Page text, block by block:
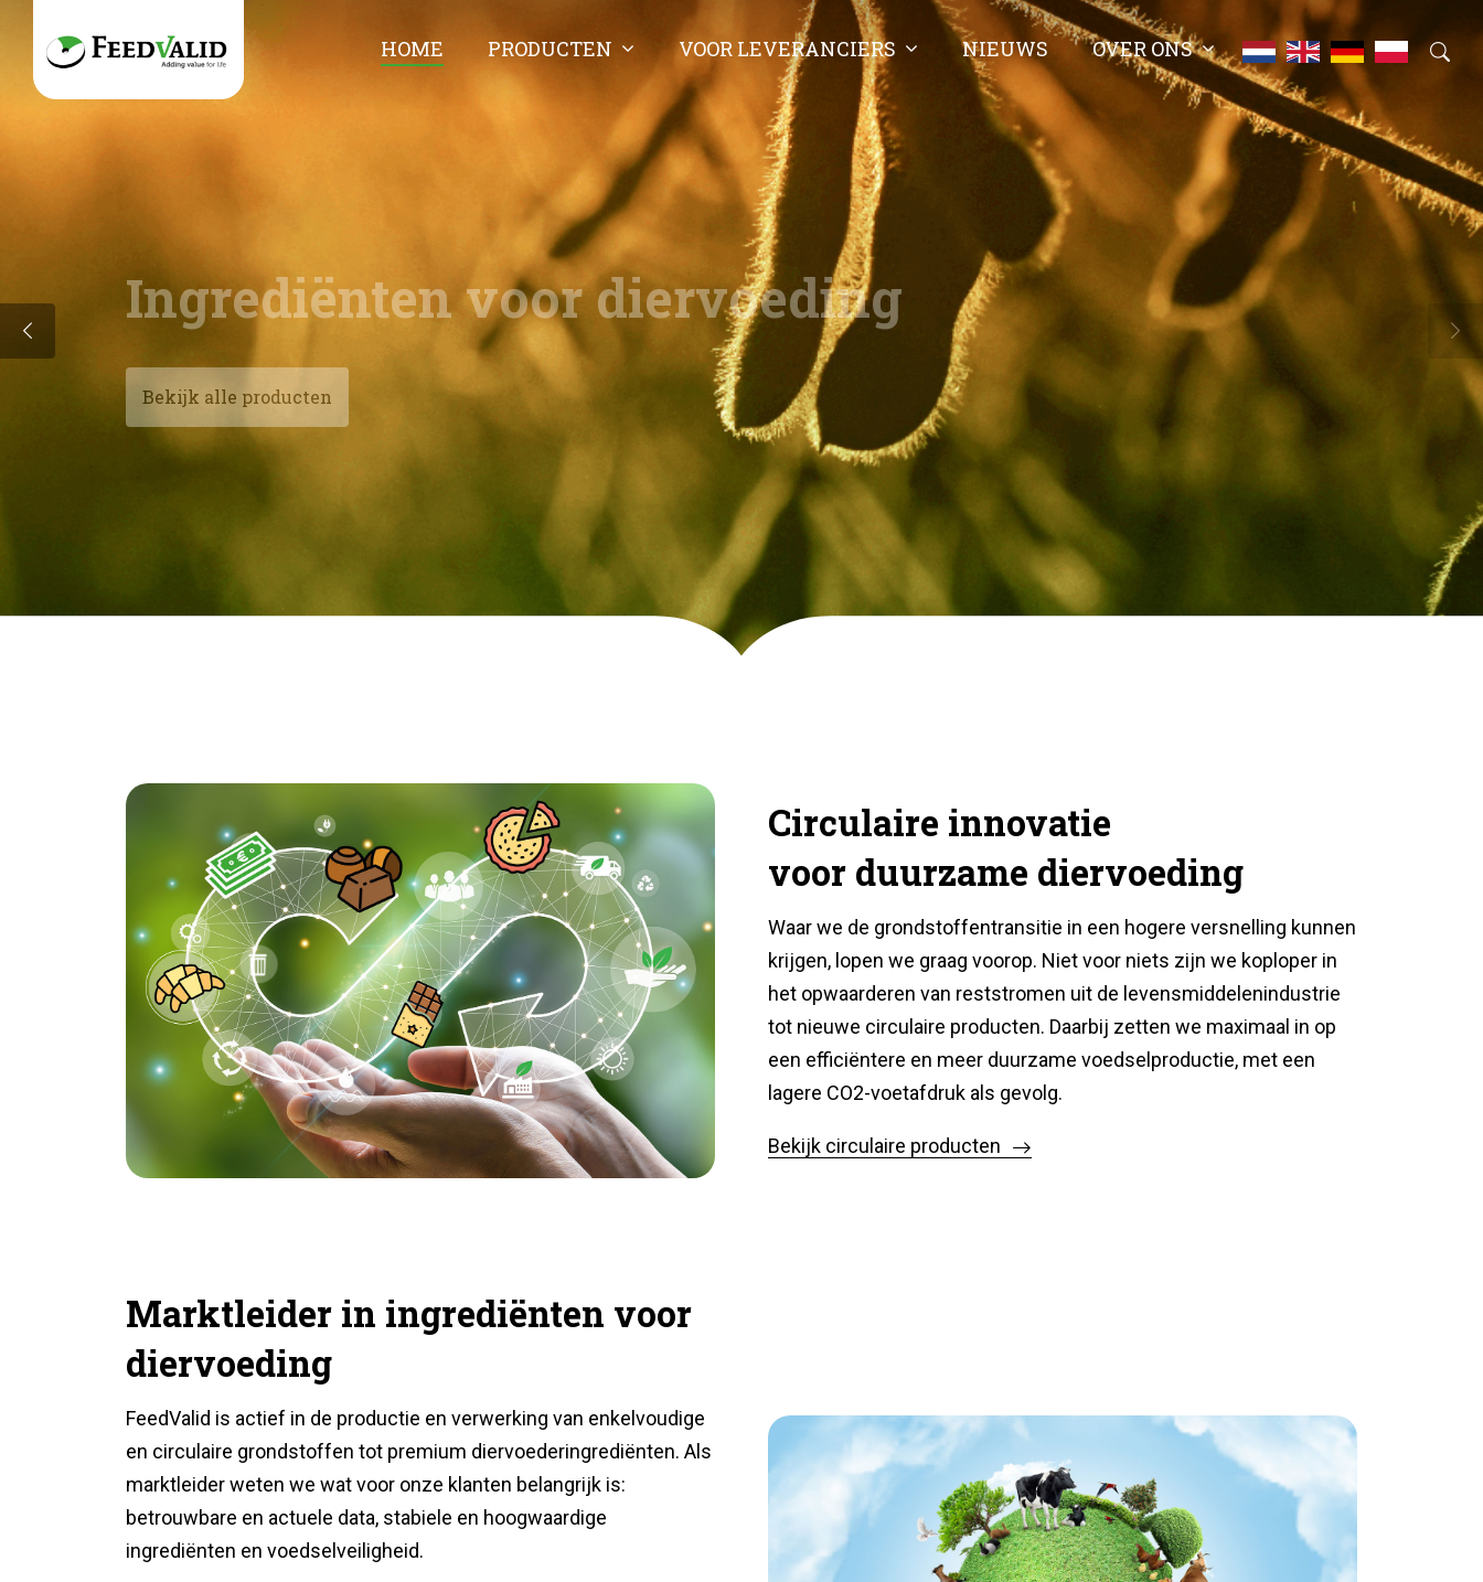
HOME PRODUCTEN VOOR LEVERANCIERS NIEUWS OVER ONS
Ingrediënten voor diervoeding
Bekijk alle producten
Circulaire innovatie
voor duurzame diervoeding
Waar we de grondstoffentransitie in een hogere versnelling kunnen
krijgen, lopen we graag voorop. Niet voor niets zijn we koploper in
het opwaarderen van reststromen uit de levensmiddelenindustrie
tot nieuwe circulaire producten. Daarbij zetten we maximaal in op
een efficiëntere en meer duurzame voedselproductie, met een
lagere CO2-voetafdruk als gevolg.
Bekijk circulaire producten
Marktleider in ingrediënten voor
diervoeding
FeedValid is actief in de productie en verwerking van enkelvoudige
en circulaire grondstoffen tot premium diervoederingrediënten. Als
marktleider weten we wat voor onze klanten belangrijk is:
betrouwbare en actuele data, stabiele en hoogwaardige
ingrediënten en voedselveiligheid.